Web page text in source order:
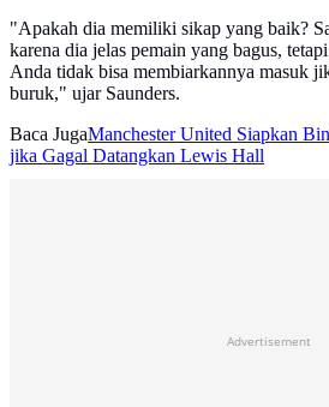
"Apakah dia memiliki sikap yang baik?
karena dia jelas pemain yang bagus,
Anda tidak bisa membiarkannya masuk
buruk," ujar Saunders.
Baca JugaManchester United Siapkan
jika Gagal Datangkan Lewis Hall
Advertisement